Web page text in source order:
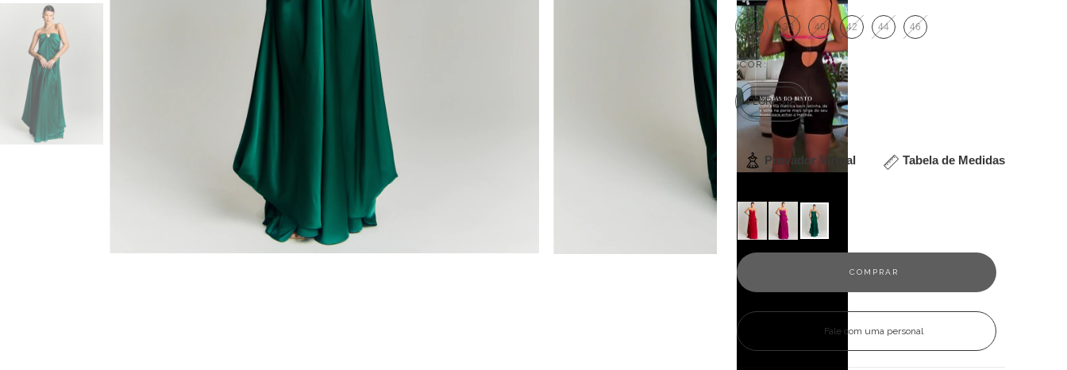
36 38 40 42 44 46
COR:
FLORESTA
Provador Virtual Tabela de Medidas
Fale com uma personal